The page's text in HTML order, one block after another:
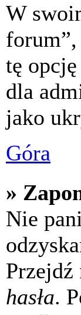
W
tę
dla
jako
Góra
»
Nie
hasła.